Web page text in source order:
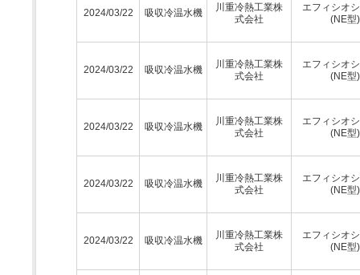
2024/03/22 吸収冷温水機
川重冷熱工業株
式会社
エフィシオ
(NE型)
2024/03/22 吸収冷温水機
川重冷熱工業株
式会社
エフィシオ
(NE型)
2024/03/22 吸収冷温水機
川重冷熱工業株
式会社
エフィシオ
(NE型)
2024/03/22 吸収冷温水機
川重冷熱工業株
式会社
エフィシオ
(NE型)
2024/03/22 吸収冷温水機
川重冷熱工業株
式会社
エフィシオ
(NE型)